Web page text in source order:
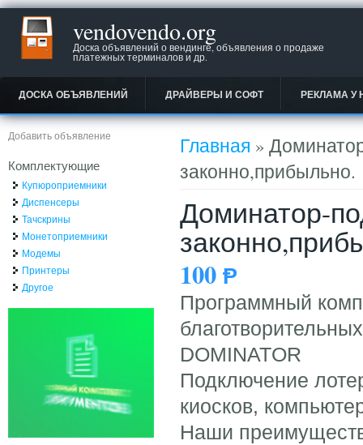
vendovendo.org
Доска объявлений о вендинге, объявления о продаже
платежных терминалов и др.
ДОСКА ОБЪЯВЛЕНИЙ ДРАЙВЕРЫ И СОФТ РЕКЛАМА У
Вы здесь
Главная »
законно,прибыльно.
Доминатор-
100 Ᵽ
Программный
DOMINATOR
Подключение
киосков,
Наши
Добавить объявление
Комплектующие
Купюроприемники
Диспенсеры
Тачскрины
Монетоприемники
Модемы
Принтеры
Другое